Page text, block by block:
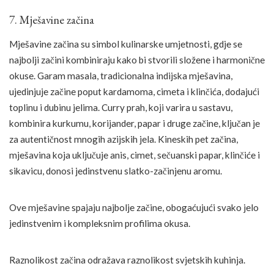
7. Mješavine začina
Mješavine začina su simbol kulinarske umjetnosti, gdje se
najbolji začini kombiniraju kako bi stvorili složene i harmonične
okuse. Garam masala, tradicionalna indijska mješavina,
ujedinjuje začine poput kardamoma, cimeta i klinčića, dodajući
toplinu i dubinu jelima. Curry prah, koji varira u sastavu,
kombinira kurkumu, korijander, papar i druge začine, ključan je
za autentičnost mnogih azijskih jela. Kineskih pet začina,
mješavina koja uključuje anis, cimet, sečuanski papar, klinčiće i
sikavicu, donosi jedinstvenu slatko-začinjenu aromu.
Ove mješavine spajaju najbolje začine, obogaćujući svako jelo
jedinstvenim i kompleksnim profilima okusa.
Raznolikost začina odražava raznolikost svjetskih kuhinja.